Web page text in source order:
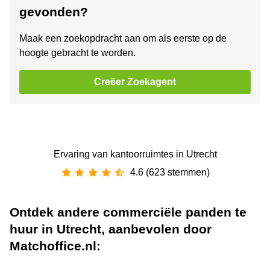
gevonden?
Maak een zoekopdracht aan om als eerste op de
hoogte gebracht te worden.
Creëer Zoekagent
Ervaring van ‪kantoorruimtes‬ in Utrecht
4.6 (623 stemmen)
Ontdek andere commerciële panden te
huur in Utrecht, aanbevolen door
Matchoffice.nl: